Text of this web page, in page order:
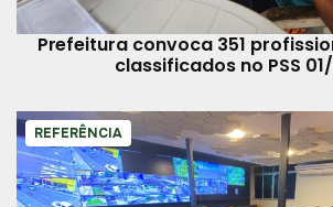
Prefeitura convoca 351
classificados no PSS
REFERÊNCIA